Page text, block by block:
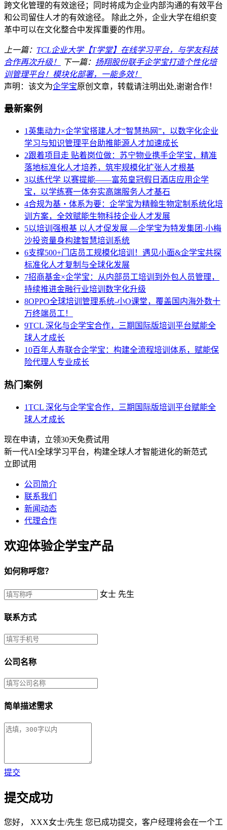
跨文化管理的有效途径；同时将成为企业内部沟通的有效平台
和公司留住人才的有效途径。
除此之外，企业大学在组织变
革中可以在文化整合中发挥重要的作用。
上一篇： TCL企业大学【T学堂】在线学习平台，与学友科技
合作再次升级！
下一篇： 扬翔股份联手企学宝打造个性化培
训管理平台！模块化部署，一能多效！
声明：该文为企学宝原创文章，转载请注明出处,谢谢合作！
最新案例
1 英集动力×企学宝搭建人才“智慧热网”，以数字化企业
学习与知识管理平台助推能源人才加速成长
2跟着项目走 贴着岗位做：苏宁物业携手企学宝，精准
落地标准化人才培养，筑牢规模化扩张人才根基
3以练代学 以赛提能——富苑皇冠假日酒店应用企学
宝，以学练赛一体夯实高端服务人才基石
4合规为基・体系为要：企学宝为精翰生物定制系统化培
训方案，全效赋能生物科技企业人才发展
5以培训强根基 以人才促发展 —企学宝为特发集团·小梅
沙投资量身构建智慧培训系统
6支撑500+门店员工规模化培训！遇见小面&企学宝共探
标准化人才复制与全球化发展
7招商基金×企学宝：从内部员工培训到外包人员管理，
持续推进金融行业培训数字化升级
8OPPO全球培训管理系统-小O课堂，覆盖国内海外数十
万终端员工！
9TCL 深化与企学宝合作，三期国际版培训平台赋能全
球人才成长
10百年人寿联合企学宝：构建全流程培训体系，赋能保
险代理人专业成长
热门案例
1TCL 深化与企学宝合作，三期国际版培训平台赋能全
球人才成长
现在申请，立领30天免费试用
新一代AI全球学习平台，构建全球人才智能进化的新范式
立即试用
公司简介
联系我们
新闻动态
代理合作
欢迎体验企学宝产品
如何称呼您？
女士 先生
联系方式
公司名称
简单描述需求
提交
提交成功
您好， XXX女士/先生 您已成功提交，客户经理将会在一个工